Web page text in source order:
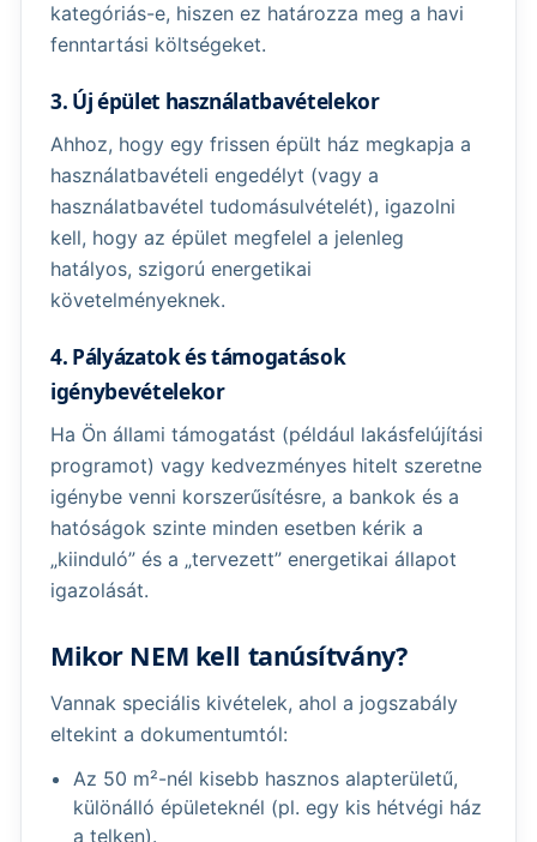
kategóriás-e, hiszen ez határozza meg a havi
fenntartási költségeket.
3. Új épület használatbavételekor
Ahhoz, hogy egy frissen épült ház megkapja a
használatbavételi engedélyt (vagy a
használatbavétel tudomásulvételét), igazolni
kell, hogy az épület megfelel a jelenleg
hatályos, szigorú energetikai
követelményeknek.
4. Pályázatok és támogatások
igénybevételekor
Ha Ön állami támogatást (például lakásfelújítási
programot) vagy kedvezményes hitelt szeretne
igénybe venni korszerűsítésre, a bankok és a
hatóságok szinte minden esetben kérik a
„kiinduló” és a „tervezett” energetikai állapot
igazolását.
Mikor NEM kell tanúsítvány?
Vannak speciális kivételek, ahol a jogszabály
eltekint a dokumentumtól:
Az 50 m²-nél kisebb hasznos alapterületű,
különálló épületeknél (pl. egy kis hétvégi ház
a telken).